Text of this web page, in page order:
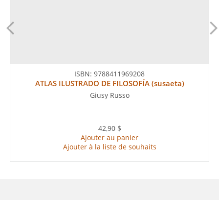
ISBN: 9788411969208
ATLAS ILUSTRADO DE FILOSOFÍA (susaeta)
Giusy Russo
42,90 $
Ajouter au panier
Ajouter à la liste de souhaits